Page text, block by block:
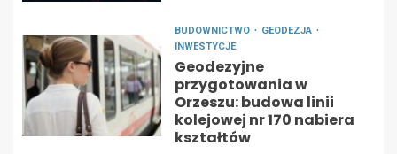
BUDOWNICTWO
GEODEZJA
INWESTYCJE
Geodezyjne
przygotowania w
Orzeszu: budowa linii
kolejowej nr 170 nabiera
kształtów